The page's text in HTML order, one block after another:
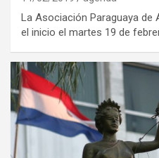
La Asociación Paraguaya de
el inicio el martes 19 de